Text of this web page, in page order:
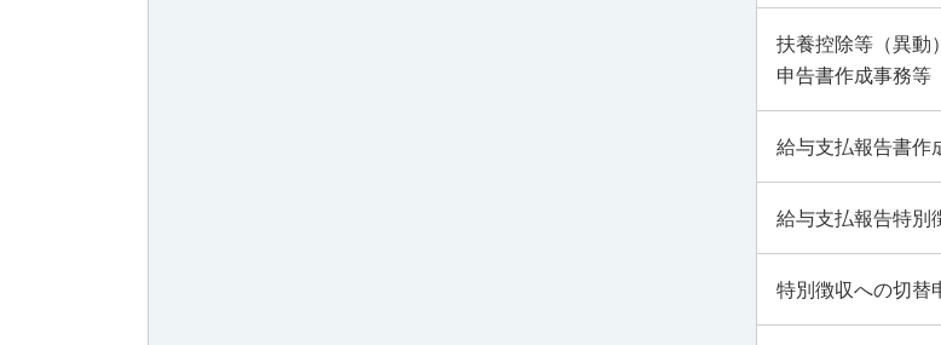
扶養控除等（異動
申告書作成事務等
給与支払報告書作
給与支払報告特別
特別徴収への切替